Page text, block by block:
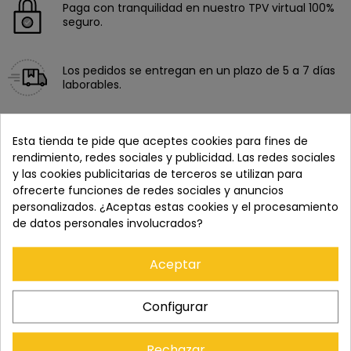
Paga con tranquilidad en nuestro TPV virtual 100%
seguro.
Los pedidos se entregan en un plazo de 5 a 7 días
laborables.
Recuerda que tienes 15 días, desde la recepción
del pedido, para solicitar la devolución.
Esta tienda te pide que aceptes cookies para fines de
rendimiento, redes sociales y publicidad. Las redes sociales
y las cookies publicitarias de terceros se utilizan para
ofrecerte funciones de redes sociales y anuncios
personalizados. ¿Aceptas estas cookies y el procesamiento
de datos personales involucrados?
Aceptar
Configurar